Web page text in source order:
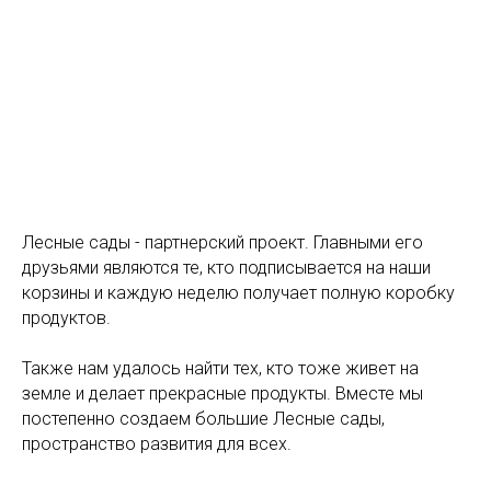
Лесные сады - партнерский проект. Главными его
друзьями являются те, кто подписывается на наши
корзины и каждую неделю получает полную коробку
продуктов.
Также нам удалось найти тех, кто тоже живет на
земле и делает прекрасные продукты. Вместе мы
постепенно создаем большие Лесные сады,
пространство развития для всех.